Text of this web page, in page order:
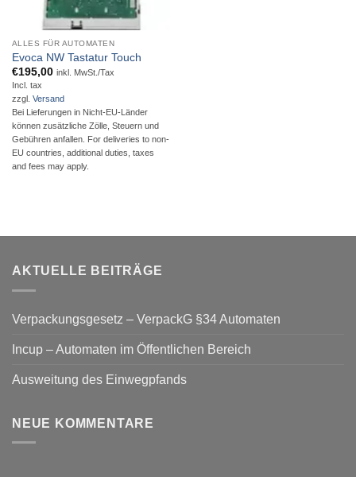
ALLES FÜR AUTOMATEN
Evoca NW Tastatur Touch
€195,00 inkl. MwSt./Tax
Incl. tax
zzgl. Versand
Bei Lieferungen in Nicht-EU-Länder
können zusätzliche Zölle, Steuern und
Gebühren anfallen. For deliveries to non-
EU countries, additional duties, taxes
and fees may apply.
AKTUELLE BEITRÄGE
Verpackungsgesetz – VerpackG §34 Automaten
Incup – Automaten im Öffentlichen Bereich
Ausweitung des Einwegpfands
NEUE KOMMENTARE